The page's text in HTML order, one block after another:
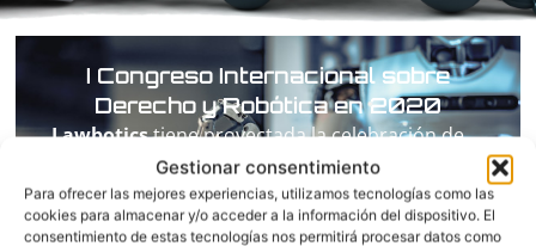
Gestionar consentimiento
Para ofrecer las mejores experiencias, utilizamos tecnologías como las
cookies para almacenar y/o acceder a la información del dispositivo. El
consentimiento de estas tecnologías nos permitirá procesar datos como
I Congreso Internacional sobre
Derecho y Robótica en 2020
Lawboticstiene proyectada la celebración de
un congreso internacional sobre Derecho,
Robótica, IA y otras tecnologías disruptivas en
el 2020.